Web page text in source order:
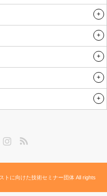
トに向けた技術セミナー団体All rights